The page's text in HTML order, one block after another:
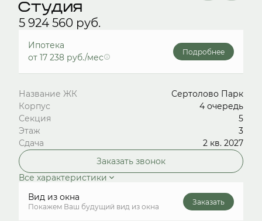
Студия
5 924 560 руб.
Ипотека
от 17 238 руб./мес
Подробнее
Название ЖК
Сертолово Парк
Корпус
4 очередь
Секция
5
Этаж
3
Сдача
2 кв. 2027
Заказать звонок
Все характеристики
Вид из окна
Покажем Ваш будущий вид из окна
Заказать